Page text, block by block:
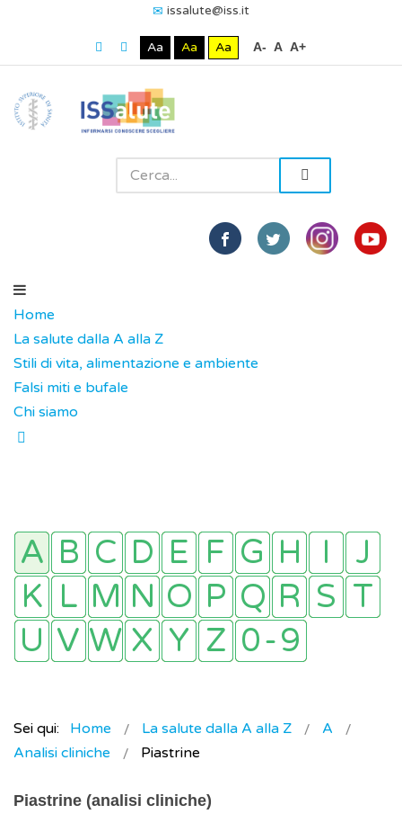
issalute@iss.it
Aa Aa Aa A- A A+
Home
La salute dalla A alla Z
Stili di vita, alimentazione e ambiente
Falsi miti e bufale
Chi siamo
Sei qui: Home La salute dalla A alla Z
A
Analisi cliniche
Piastrine
Piastrine (analisi cliniche)